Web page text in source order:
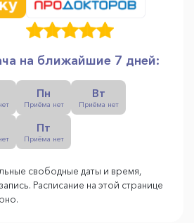
на ближайшие 7 дней:
Пн
Приёма нет
Вт
Приёма нет
Пт
Приёма нет
свободные даты и время,
Расписание на этой странице